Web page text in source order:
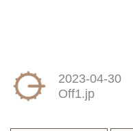
2023-04-30
Off1.jp